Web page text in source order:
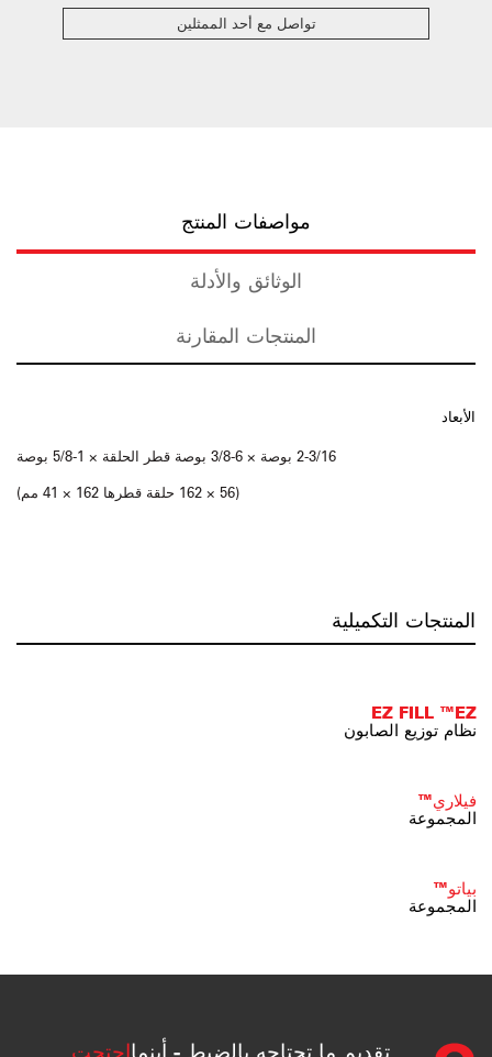
تواصل مع أحد الممثلين
مواصفات المنتج
الوثائق والأدلة
المنتجات المقارنة
الأبعاد
2-3/16 بوصة × 6-3/8 بوصة قطر الحلقة × 1-5/8 بوصة
(56 × 162 حلقة قطرها 162 × 41 مم)
المنتجات التكميلية
EZ FILL ™EZ
نظام توزيع الصابون
فيلاري™
المجموعة
بياتو™
المجموعة
تقديم ما تحتاجه بالضبط - أينمااحتجت